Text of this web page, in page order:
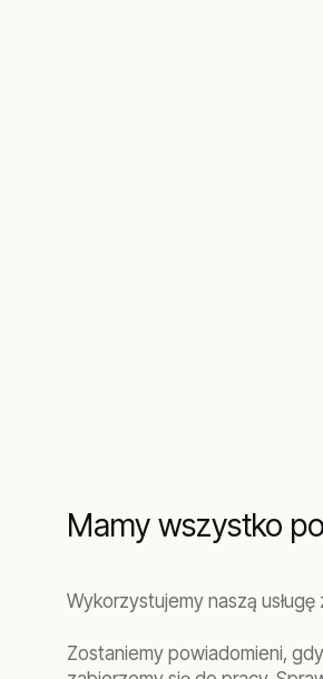
Mamy wszystko
Wykorzystujemy naszą
Zostaniemy powiadomieni,